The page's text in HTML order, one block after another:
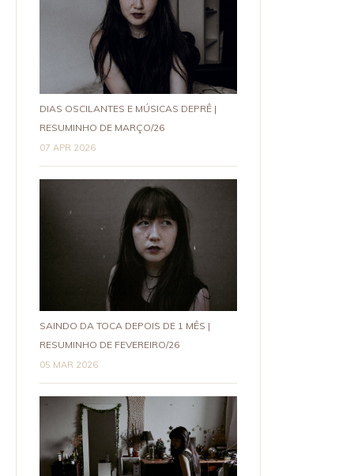
DIAS OSCILANTES E MÚSICAS DEPRÊ |
RESUMINHO DE MARÇO/26
07 APR 2026
SAINDO DA TOCA DEPOIS DE 1 MÊS |
RESUMINHO DE FEVEREIRO/26
05 MAR 2026